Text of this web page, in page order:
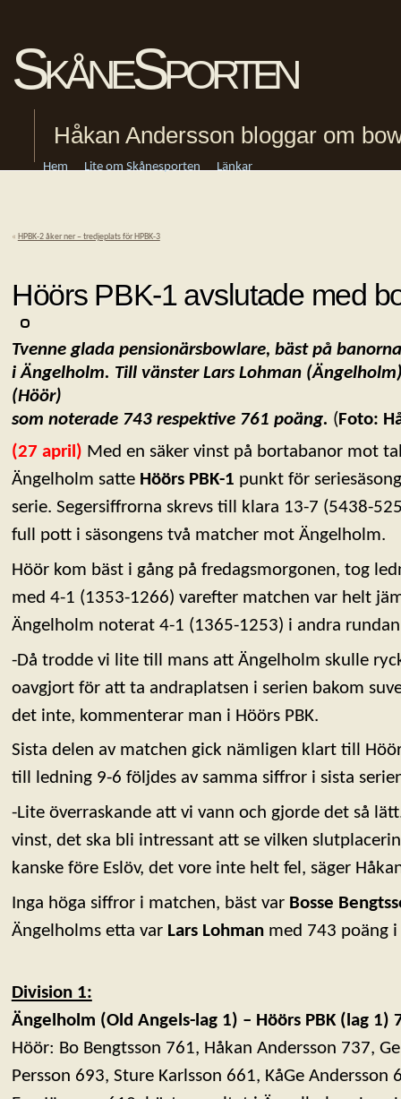
SkåneSporten
Håkan Andersson bloggar om
Hem Lite om Skånesporten Länkar
« HPBK-2 åker ner – tredjeplats för HPBK-3
Höörs PBK-1 avslutade med
Tvenne glada pensionärsbowlare, bäst på
i Ängelholm. Till vänster Lars Lohman
(Höör)
som noterade 743 respektive 761 poäng. (Foto:
(27 april) Med en säker vinst på bortabanor mot
Ängelholm satte Höörs PBK-1 punkt för
serie. Segersiffrorna skrevs till klara 13-7 (5438-
full pott i säsongens två matcher mot Ängelholm.
Höör kom bäst i gång på fredagsmorgonen, tog
med 4-1 (1353-1266) varefter matchen var helt
Ängelholm noterat 4-1 (1365-1253) i andra
-Då trodde vi lite till mans att Ängelholm skulle
oavgjort för att ta andraplatsen i serien bakom
det inte, kommenterar man i Höörs PBK.
Sista delen av matchen gick nämligen klart till
till ledning 9-6 följdes av samma siffror i sista
-Lite överraskande att vi vann och gjorde det så
vinst, det ska bli intressant att se vilken
kanske före Eslöv, det vore inte helt fel, säger
Inga höga siffror i matchen, bäst var Bosse
Ängelholms etta var Lars Lohman med 743 poäng
Division 1:
Ängelholm (Old Angels-lag 1) – Höörs PBK (lag 1)
Höör: Bo Bengtsson 761, Håkan Andersson 737,
Persson 693, Sture Karlsson 661, KåGe Andersson